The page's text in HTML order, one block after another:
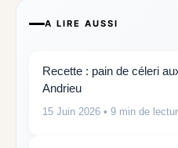
A LIRE AUSSI
Recette : pain de céleri
Andrieu
15 Juin 2026 • 9 min de